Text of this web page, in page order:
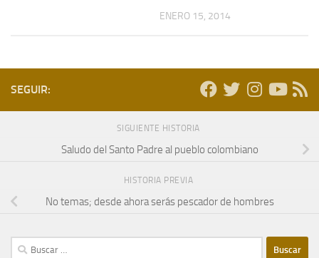
ENERO 15, 2014
SEGUIR:
SIGUIENTE HISTORIA
Saludo del Santo Padre al pueblo colombiano
HISTORIA PREVIA
No temas; desde ahora serás pescador de hombres
Buscar: